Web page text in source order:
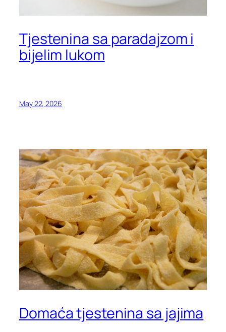
Tjestenina sa paradajzom i
bijelim lukom
May 22, 2026
Domaća tjestenina sa jajima